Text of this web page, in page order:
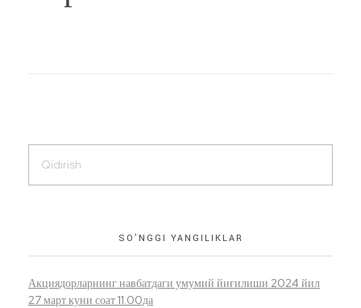
SO’NGGI YANGILIKLAR
Акциядорларнинг навбатдаги умумий йиғилиши 2024 йил
27 март куни соат 11.00да